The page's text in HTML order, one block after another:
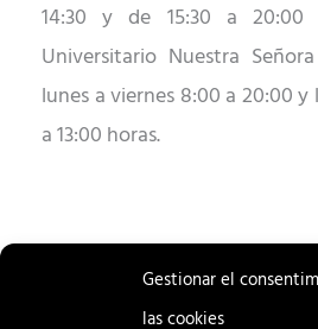
Gestionar el
las cookies
14:30 y de 15:30 a
Universitario Nuestra
lunes a viernes 8:00 a 20:00 y
a 13:00 horas.